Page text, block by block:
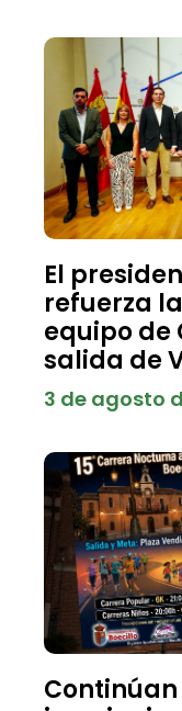
El
refuerza
equipo de
salida de
3 de agosto